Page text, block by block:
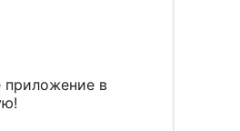
приложение в